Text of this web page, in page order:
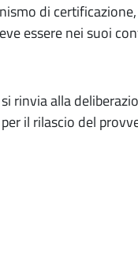
di
essere nei suoi
rinvia alla
il rilascio del